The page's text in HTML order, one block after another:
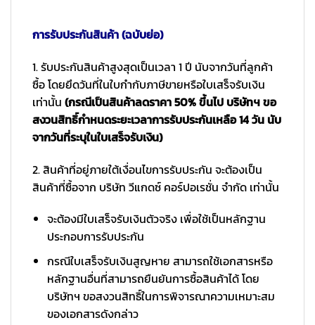
การรับประกันสินค้า (ฉบับย่อ)
1. รับประกันสินค้าสูงสุดเป็นเวลา 1 ปี นับจากวันที่ลูกค้า
ซื้อ โดยยึดวันที่ในใบกำกับภาษีขายหรือใบเสร็จรับเงิน
เท่านั้น (กรณีเป็นสินค้าลดราคา 50% ขึ้นไป บริษัทฯ ขอ
สงวนสิทธิ์กำหนดระยะเวลาการรับประกันเหลือ 14 วัน นับ
จากวันที่ระบุในใบเสร็จรับเงิน)
2. สินค้าที่อยู่ภายใต้เงื่อนไขการรับประกัน จะต้องเป็น
สินค้าที่ซื้อจาก บริษัท วีแกดซ์ คอร์ปอเรชั่น จำกัด เท่านั้น
จะต้องมีใบเสร็จรับเงินตัวจริง เพื่อใช้เป็นหลักฐาน
ประกอบการรับประกัน
กรณีใบเสร็จรับเงินสูญหาย สามารถใช้เอกสารหรือ
หลักฐานอื่นที่สามารถยืนยันการซื้อสินค้าได้ โดย
บริษัทฯ ขอสงวนสิทธิ์ในการพิจารณาความเหมาะสม
ของเอกสารดังกล่าว